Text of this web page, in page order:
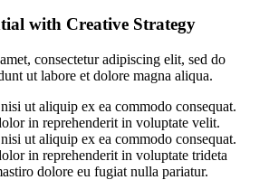
with Creative Strategy
consectetur adipiscing elit, sed do
ut labore et dolore magna aliqua.
ut aliquip ex ea commodo consequat.
in reprehenderit in voluptate velit.
ut aliquip ex ea commodo consequat.
in reprehenderit in voluptate trideta
dolore eu fugiat nulla pariatur.